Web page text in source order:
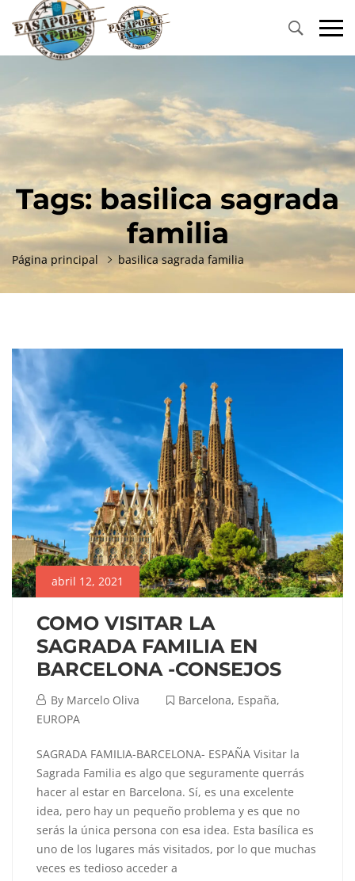
Menu
Tags: basilica sagrada
familia
Página principal basilica sagrada familia
abril 12, 2021
COMO VISITAR LA
SAGRADA FAMILIA EN
BARCELONA -CONSEJOS
abril
12,
By Marcelo Oliva Barcelona, España,
EUROPA
COMO
VISITAR
LA
SAGRADA
SAGRADA FAMILIA-BARCELONA- ESPAÑA Visitar la
Sagrada Familia es algo que seguramente querrás
hacer al estar en Barcelona. Sí, es una excelente
idea, pero hay un pequeño problema y es que no
serás la única persona con esa idea. Esta basílica es
uno de los lugares más visitados, por lo que muchas
veces es tedioso acceder a